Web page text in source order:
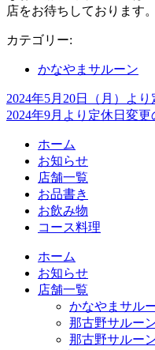
店をお待ちしております。
カテゴリー:
かなやまサルーン
投
稿
2024年5月20日（月）よ
2024年9月より定休日変更
ホーム
お知らせ
店舗一覧
お品書き
お飲み物
コース料理
ホーム
お知らせ
店舗一覧
かなやまサル
那古野サルー
那古野サルー